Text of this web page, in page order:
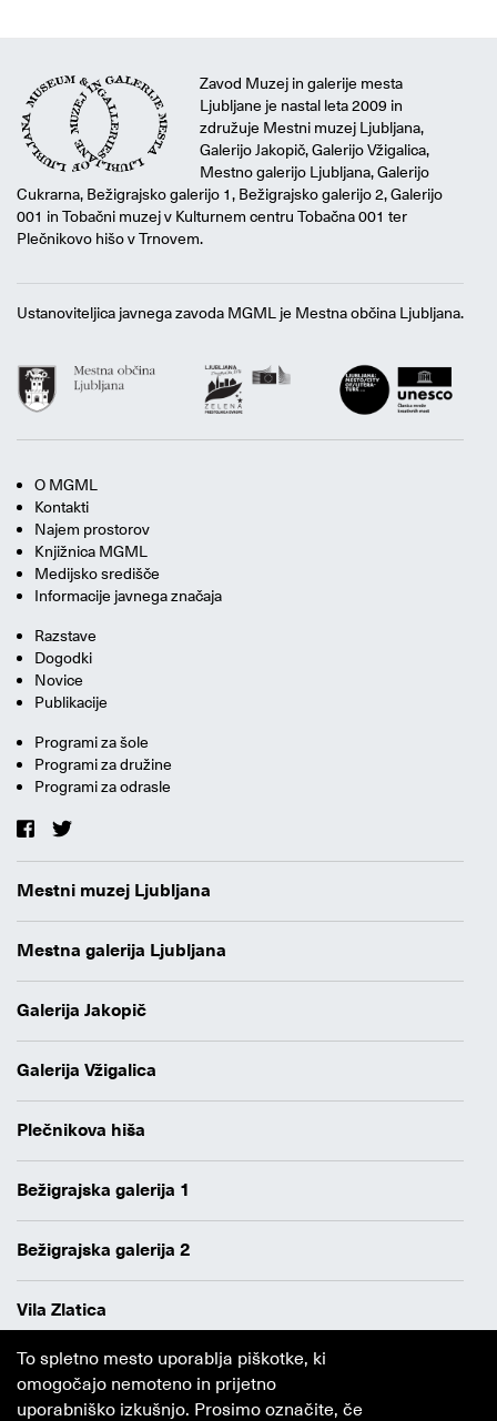
Zavod Muzej in galerije mesta
Ljubljane je nastal leta 2009 in
združuje Mestni muzej Ljubljana,
Galerijo Jakopič, Galerijo Vžigalica,
Mestno galerijo Ljubljana, Galerijo
Cukrarna, Bežigrajsko galerijo 1, Bežigrajsko galerijo 2, Galerijo
001 in Tobačni muzej v Kulturnem centru Tobačna 001 ter
Plečnikovo hišo v Trnovem.
Ustanoviteljica javnega zavoda MGML je Mestna občina Ljubljana.
O MGML
Kontakti
Najem prostorov
Knjižnica MGML
Medijsko središče
Informacije javnega značaja
Razstave
Dogodki
Novice
Publikacije
Programi za šole
Programi za družine
Programi za odrasle
Mestni muzej Ljubljana
Mestna galerija Ljubljana
Galerija Jakopič
Galerija Vžigalica
Plečnikova hiša
Bežigrajska galerija 1
Bežigrajska galerija 2
Vila Zlatica
Varstvo osebnih podatkov
Avtorji
Obvestilo o piškotkih
To spletno mesto uporablja piškotke, ki
omogočajo nemoteno in prijetno
uporabniško izkušnjo. Prosimo označite, če